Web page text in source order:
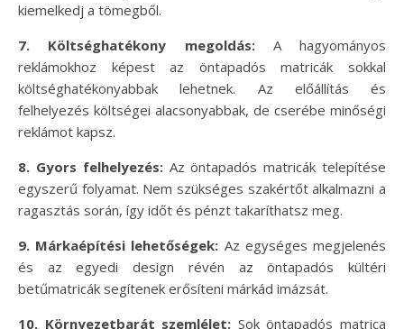
kiemelkedj a tömegből.
7. Költséghatékony megoldás: A hagyományos
reklámokhoz képest az öntapadós matricák sokkal
költséghatékonyabbak lehetnek. Az előállítás és
felhelyezés költségei alacsonyabbak, de cserébe minőségi
reklámot kapsz.
8. Gyors felhelyezés: Az öntapadós matricák telepítése
egyszerű folyamat. Nem szükséges szakértőt alkalmazni a
ragasztás során, így időt és pénzt takaríthatsz meg.
9. Márkaépítési lehetőségek: Az egységes megjelenés
és az egyedi design révén az öntapadós kültéri
betűmatricák segítenek erősíteni márkád imázsát.
10. Környezetbarát szemlélet: Sok öntapadós matrica